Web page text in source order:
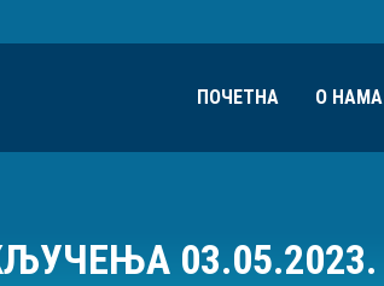
ПОЧЕТНА О НАМА
03.05.2023.